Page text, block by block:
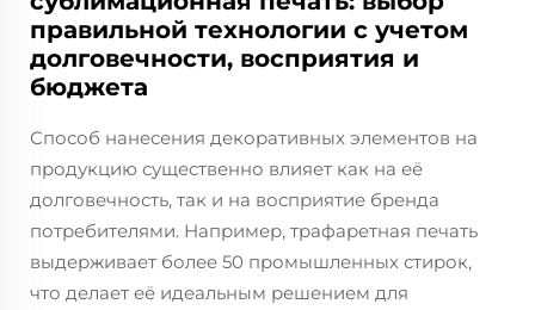
правильной технологии с учетом
долговечности, восприятия и
бюджета
Способ нанесения декоративных элементов на
продукцию существенно влияет как на её
долговечность, так и на восприятие бренда
потребителями. Например, трафаретная печать
выдерживает более 50 промышленных стирок,
что делает её идеальным решением для